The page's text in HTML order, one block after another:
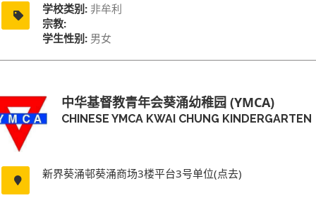
学校类别: 非牟利
宗教:
学生性别: 男女
中华基督教青年会葵涌幼稚园 (YMCA)
CHINESE YMCA KWAI CHUNG KINDERGARTEN
新界葵涌邨葵涌商场3楼平台3号单位(点去)